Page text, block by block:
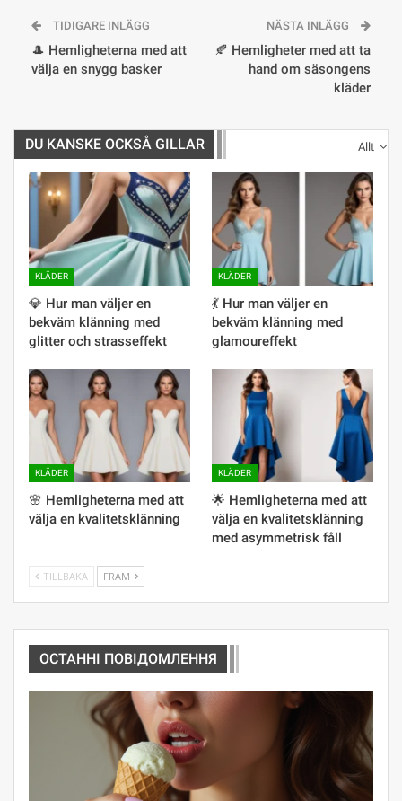
TIDIGARE INLÄGG
🎩 Hemligheterna med att
välja en snygg basker
NÄSTA INLÄGG
🍂 Hemligheter med att ta
hand om säsongens
kläder
Allt
DU KANSKE OCKSÅ GILLAR
KLÄDER
💎 Hur man väljer en
bekväm klänning med
glitter och strasseffekt
KLÄDER
💃 Hur man väljer en
bekväm klänning med
glamoureffekt
KLÄDER
🌸 Hemligheterna med att
välja en kvalitetsklänning
KLÄDER
🌟 Hemligheterna med att
välja en kvalitetsklänning
med asymmetrisk fåll
TILLBAKA FRAM
ОСТАННІ ПОВІДОМЛЕННЯ